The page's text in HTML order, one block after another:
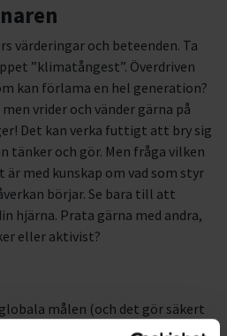
värderingar och beteenden. Ta
”klimatångest”. Överdriven
kan förlama en hel generation?
vrider och vänder gärna på
Det kan verka futtigt att bry sig
tänker och gör. Men fråga vilken
med kunskap om vad som styr
börjar. Se bara till att
hjärna. Prata gärna med andra,
eller aktivist?
målen (och det gör säkert
att bakom Agenda 2030 ligger ett